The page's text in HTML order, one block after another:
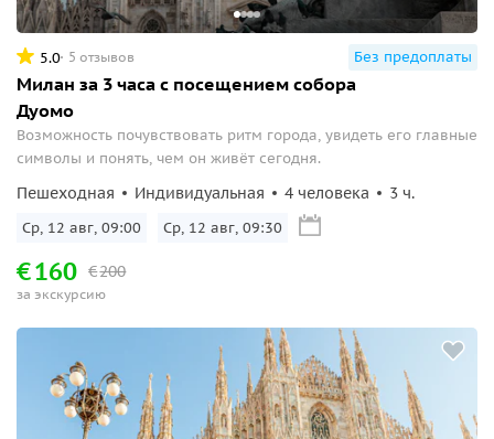
5.0 5 отзывов Без предоплаты
Милан за 3 часа с посещением собора
Дуомо
Возможность почувствовать ритм города, увидеть его главные
символы и понять, чем он живёт сегодня.
Пешеходная Индивидуальная 4 человека 3 ч.
Ср, 12 авг, 09:00 Ср, 12 авг, 09:30
€200
€160
за экскурсию